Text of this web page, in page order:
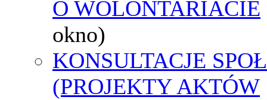
O WOLONTARIACIE
okno)
KONSULTACJE
(PROJEKTY AKTÓW